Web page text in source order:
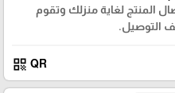
المنتج لغاية منزلك وتقوم
التوصيل.
QR
qr_code